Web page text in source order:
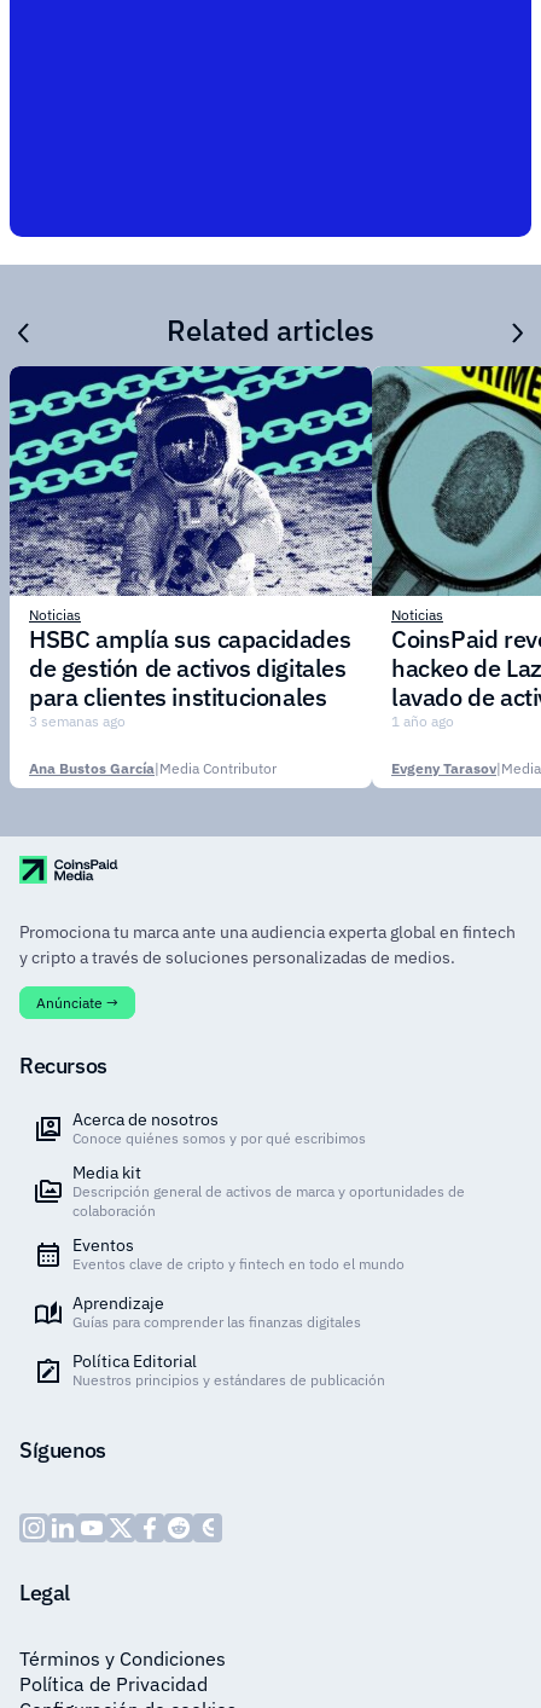
Related articles
Noticias
HSBC amplía sus capacidades
de gestión de activos digitales
para clientes institucionales
3 semanas ago
Ana Bustos García|Media Contributor
Noticias
CoinsPaid
hackeo de
lavado de
1 año ago
Evgeny Tarasov|
Promociona tu marca ante una audiencia experta global en fintech
y cripto a través de soluciones personalizadas de medios.
Anúnciate →
Recursos
Acerca de nosotros
Conoce quiénes somos y por qué escribimos
Media kit
Descripción general de activos de marca y oportunidades de
colaboración
Eventos
Eventos clave de cripto y fintech en todo el mundo
Aprendizaje
Guías para comprender las finanzas digitales
Política Editorial
Nuestros principios y estándares de publicación
Síguenos
Legal
Términos y Condiciones
Política de Privacidad